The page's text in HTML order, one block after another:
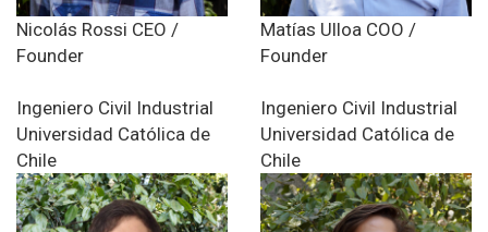
Nicolás Rossi CEO /
Founder
Ingeniero Civil Industrial
Universidad Católica de
Chile
Matías Ulloa COO /
Founder
Ingeniero Civil Industrial
Universidad Católica de
Chile